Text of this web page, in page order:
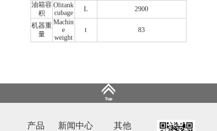
油箱容
积
Olitank
cubage
L 2900
机器重
量
Machin
e
weight
t 83
产品
新闻中心 其他